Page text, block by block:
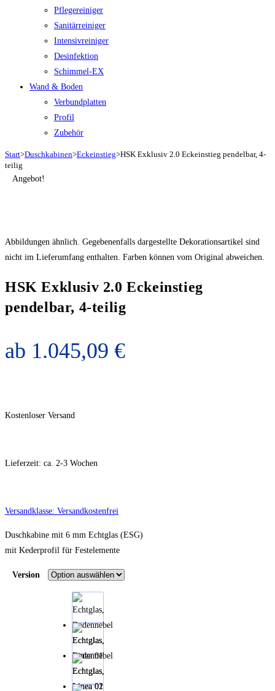
Pflegereiniger
Sanitärreiniger
Intensivreiniger
Desinfektion
Schimmel-EX
Wand & Boden
Verbundplatten
Profil
Zubehör
Start>Duschkabinen>Eckeinstieg>HSK Exklusiv 2.0 Eckeinstieg pendelbar, 4-
teilig
Angebot!
Abbildungen ähnlich. Gegebenenfalls dargestellte Dekorationsartikel sind
nicht im Lieferumfang enthalten. Farben können vom Original abweichen.
HSK Exklusiv 2.0 Eckeinstieg
pendelbar, 4-teilig
ab 1.045,09 €
Kostenloser Versand
Lieferzeit: ca. 2-3 Wochen
Versandklasse: Versandkostenfrei
Duschkabine mit 6 mm Echtglas (ESG)
mit Kederprofil für Festelemente
Version
Echtglas,
Bodennebel
Echtglas,
Linea 01